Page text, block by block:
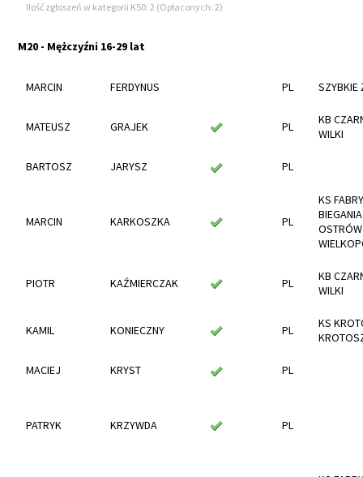
Ilość zgłoszeń w kategorii K50: 2 (Opłaconych: 2)
M20 - Mężczyźni 16-29 lat
MARCIN FERDYNUS PL SZYBKIE
MATEUSZ GRAJEK PL
KB
WILKI
BARTOSZ JARYSZ PL
MARCIN KARKOSZKA PL
KS
BIEGANIA
OSTRÓW
PIOTR KAŹMIERCZAK PL
KB
WILKI
KAMIL KONIECZNY PL
KS
MACIEJ KRYST PL
PATRYK KRZYWDA PL